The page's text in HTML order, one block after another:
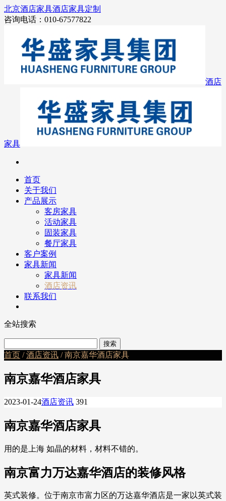
北京酒店家具酒店家具定制
咨询电话：010-67577822
酒店
家具
首页
关于我们
产品展示
客房家具
活动家具
固装家具
餐厅家具
客户案例
家具新闻
家具新闻
酒店资讯
联系我们
全站搜索
首页 /酒店资讯 / 南京嘉华酒店家具
南京嘉华酒店家具
2023-01-24酒店资讯 391
南京嘉华酒店家具
用的是上海 如晶的材料，材料不错的。
南京富力万达嘉华酒店的装修风格
英式装修。位于南京市富力区的万达嘉华酒店是一家以英式装